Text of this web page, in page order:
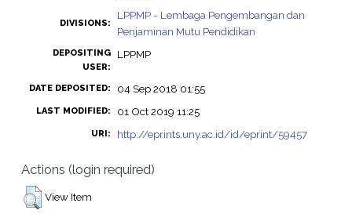
DIVISIONS:
LPPMP - Lembaga Pengembangan dan
Penjaminan Mutu Pendidikan
DEPOSITING
USER:
LPPMP
DATE DEPOSITED: 04 Sep 2018 01:55
LAST MODIFIED: 01 Oct 2019 11:25
URI: http://eprints.uny.ac.id/id/eprint/59457
Actions (login required)
View Item